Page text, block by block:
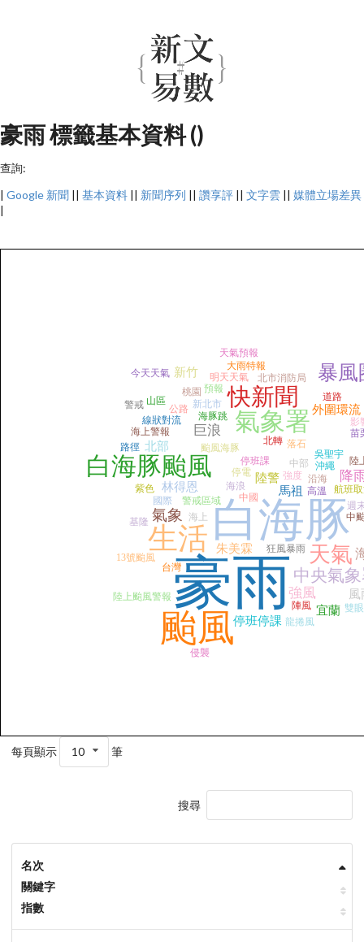
豪雨 標籤基本資料 ()
查詢:
| Google 新聞 || 基本資料 || 新聞序列 || 讚享評 || 文字雲 || 媒體立場差異
|
豪雨
白海豚
颱風
生活
白海豚颱風
氣象署
快新聞
天氣
暴風
中央氣
氣象
降
強風
巨浪
陸警
新竹
停班停課
北部
馬祖
林得恩
外圍環流
朱美霖
宜蘭
警戒區域
北轉
中國
高溫
海浪
海上警報
沿海
侵襲
強度
狂風暴雨
海上
航班
停電
沖繩
龍捲風
線狀對流
國際
台灣
落石
山區
預報
陣風
明天天氣
今天天氣
週
中
桃園
停班課
影
警戒
中部
紫色
颱風海豚
吳聖宇
雙
路徑
新北市
大雨特報
13號颱風
海豚跳
陸上颱風警報
道路
公路
苗
基隆
陸
北市消防局
天氣預報
每頁顯示 10 筆
搜尋
名次
關鍵字
指數